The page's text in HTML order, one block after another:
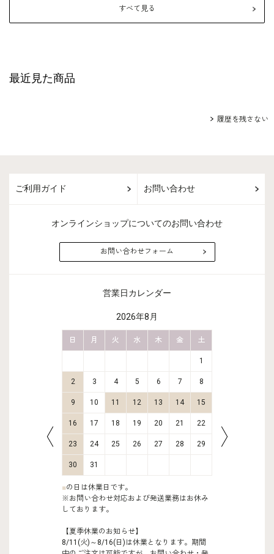
すべて見る
最近見た商品
履歴を残さない
ご利用ガイド お問い合わせ
オンラインショップについてのお問い合わせ
お問い合わせフォーム
営業日カレンダー
2026年8月
日 月 火 水 木 金 土
1
2 3 4 5 6 7 8
9 10 11 12 13 14 15
16 17 18 19 20 21 22
23 24 25 26 27 28 29
30 31
■の日は休業日です。
※お問い合わせ対応および発送業務はお休み
しております。
【夏季休業のお知らせ】
8/11(火)～8/16(日)は休業となります。期間